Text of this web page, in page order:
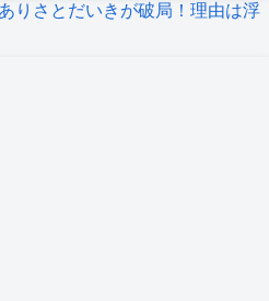
りさとだいきが破局！理由は浮